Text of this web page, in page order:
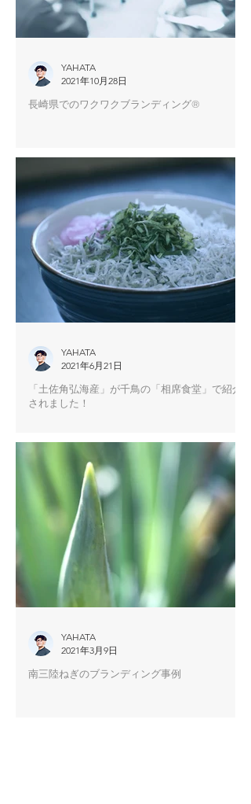
長崎県でのワクワクブランディング®︎
YAHATA
2021年10月28日
「土佐角弘海産」が千鳥の「相席食堂」で紹介
されました！
YAHATA
2021年6月21日
南三陸ねぎのブランディング事例
YAHATA
2021年3月9日